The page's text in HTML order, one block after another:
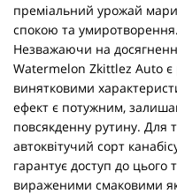
преміальний урожай
спокою та умиротворення.
Незважаючи на
Watermelon Zkittlez Auto
винятковими
ефект є потужним,
повсякденну рутину. Для
автоквітучий сорт
гарантує доступ до цього
вираженими смаковими